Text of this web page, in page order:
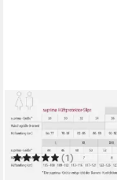
SUPRIMA
Hüftschutz
2x Slip1490 + 1x
(1)
69,90 €